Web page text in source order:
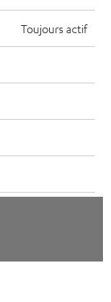
chat
Toujours actif